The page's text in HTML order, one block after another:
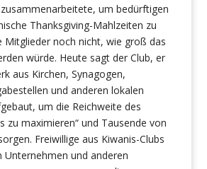
um bedürftigen
Thanksgiving-Mahlzeiten zu
Mitglieder noch nicht, wie groß das
würde. Heute sagt der Club, er
aus Kirchen, Synagogen,
und anderen lokalen
um die Reichweite des
zu maximieren“ und Tausende von
Freiwillige aus Kiwanis-Clubs
Unternehmen und anderen